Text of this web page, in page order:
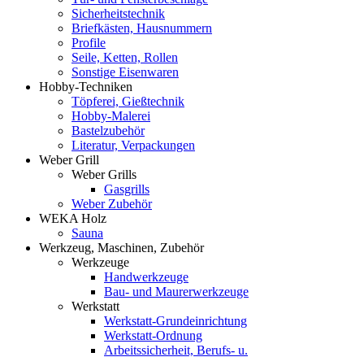
Sicherheitstechnik
Briefkästen, Hausnummern
Profile
Seile, Ketten, Rollen
Sonstige Eisenwaren
Hobby-Techniken
Töpferei, Gießtechnik
Hobby-Malerei
Bastelzubehör
Literatur, Verpackungen
Weber Grill
Weber Grills
Gasgrills
Weber Zubehör
WEKA Holz
Sauna
Werkzeug, Maschinen, Zubehör
Werkzeuge
Handwerkzeuge
Bau- und Maurerwerkzeuge
Werkstatt
Werkstatt-Grundeinrichtung
Werkstatt-Ordnung
Arbeitssicherheit, Berufs- u.